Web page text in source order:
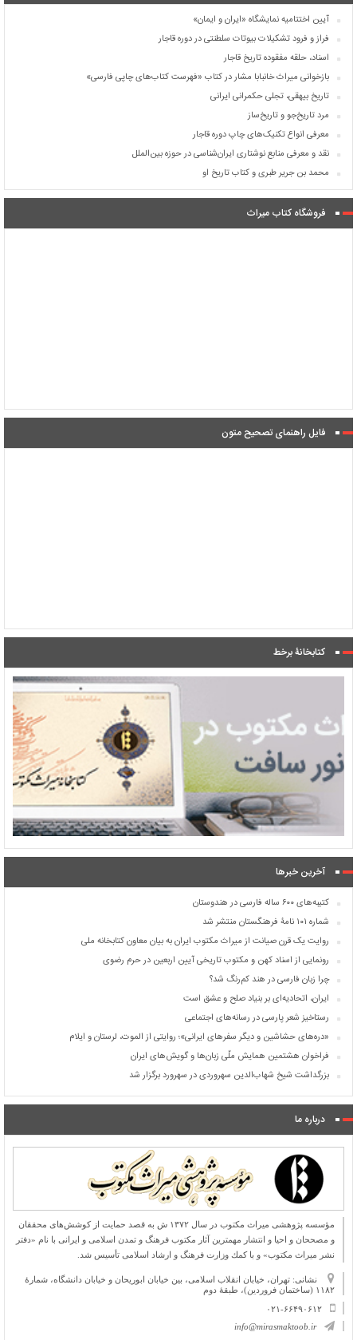
آیین اختتامیه نمایشگاه «ایران و ایمان»
فراز و فرود تشکیلات بیوتات سلطنتی در دوره قاجار
اسناد، حلقه مفقوده تاریخ قاجار
بازخوانی میراث خانبابا مشار در کتاب «فهرست کتاب‌های چاپی فارسی»
تاریخ بیهقی، تجلی حکمرانی ایرانی
مرد تاریخ‌جو و تاریخ‌ساز
معرفی انواع تکنیک‌های چاپ دوره قاجار
نقد و معرفی منابع نوشتاری ایران‌شناسی در حوزه بین‌الملل
محمد بن جریر طبری و کتاب تاریخ او
فروشگاه کتاب میراث
فایل راهنمای تصحیح متون
کتابخانۀ برخط
آخرین خبرها
کتیبه‌های ۶۰۰ ساله فارسی در هندوستان
شماره ۱۰۱ نامۀ فرهنگستان منتشر شد
روایت یک قرن صیانت از میراث مکتوب ایران به بیان معاون کتابخانه ملی
رونمایی از اسناد کهن و مکتوب تاریخی آیین اربعین در حرم رضوی
چرا زبان فارسی در هند کم‌رنگ شد؟
ایران، اتحادیه‌ای بر بنیاد صلح و عشق است
رستاخیز شعر پارسی در رسانه‌های اجتماعی
«دره‌های حشاشین و دیگر سفرهای ایرانی»؛ روایتی از الموت، لرستان و ایلام
فراخوان هشتمین همایش ملّی زبان‌ها و گویش‌های ایران
بزرگداشت شیخ شهاب‌الدین سهروردی در سهرورد برگزار شد
درباره ما
مؤسسه پژوهشی میراث مكتوب در سال ۱۳۷۲ ش به قصد حمایت از كوشش‌های محققان
و مصححان و احیا و انتشار مهمترین آثار مكتوب فرهنگ و تمدن اسلامی و ایرانی با نام «دفتر
نشر میراث مكتوب» و با كمك وزارت فرهنگ و ارشاد اسلامی تأسیس شد.
نشانی: تهران، خیابان انقلاب اسلامی، بین خیابان ابوریحان و خیابان دانشگاه، شمارۀ
۱۱۸۲ (ساختمان فروردین)، طبقۀ دوم
۰۲۱-۶۶۴۹۰۶۱۲
info@mirasmaktoob.ir